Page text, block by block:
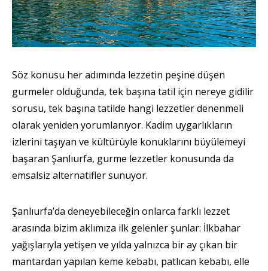
Söz konusu her adımında lezzetin peşine düşen
gurmeler olduğunda, tek başına tatil için nereye gidilir
sorusu, tek başına tatilde hangi lezzetler denenmeli
olarak yeniden yorumlanıyor. Kadim uygarlıkların
izlerini taşıyan ve kültürüyle konuklarını büyülemeyi
başaran Şanlıurfa, gurme lezzetler konusunda da
emsalsiz alternatifler sunuyor.
Şanlıurfa’da deneyebileceğin onlarca farklı lezzet
arasında bizim aklımıza ilk gelenler şunlar: İlkbahar
yağışlarıyla yetişen ve yılda yalnızca bir ay çıkan bir
mantardan yapılan keme kebabı, patlıcan kebabı, elle